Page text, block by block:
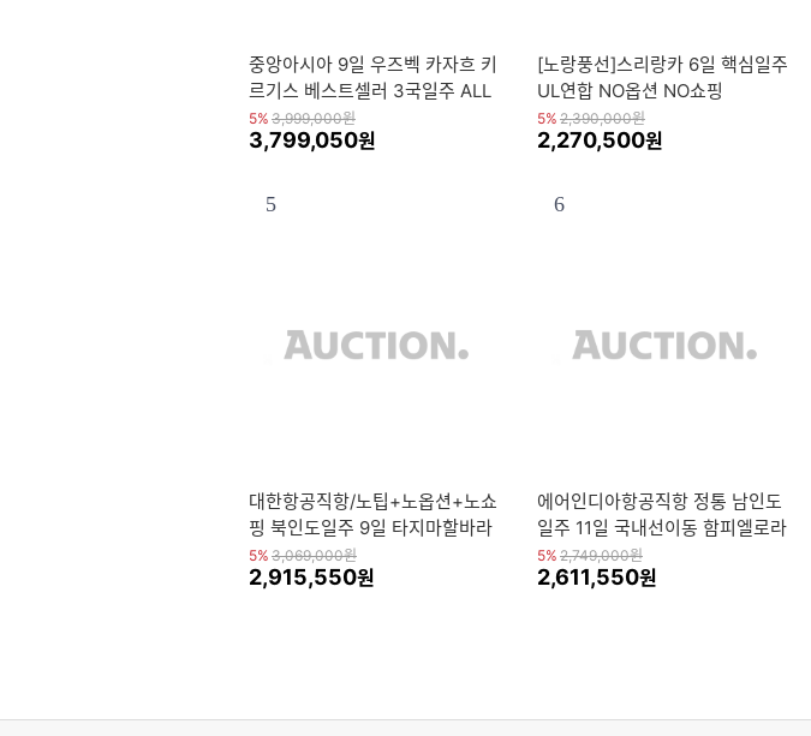
중앙아시아 9일 우즈벡 카자흐 키
르기스 베스트셀러 3국일주 ALL
포함
5% 3,999,000원
3,799,050원
[노랑풍선]스리랑카 6일 핵심일주
UL연합 NO옵션 NO쇼핑
5% 2,390,000원
2,270,500원
5
대한항공직항/노팁+노옵션+노쇼
핑 북인도일주 9일 타지마할바라
나시갠지스강국내선 이동
5% 3,069,000원
2,915,550원
6
에어인디아항공직항 정통 남인도
일주 11일 국내선이동 함피엘로라
석굴
5% 2,749,000원
2,611,550원